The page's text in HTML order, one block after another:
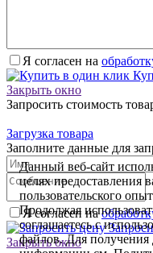
Я согласен на
Закрыть окно
Запросить стоимость
Загрузка товара
Заполните данные для
Я согласен на
Закрыть окно
Данный веб-сайт
целях предоставления
пользовательского
Продолжая
соглашаетесь с
файлов. Для получения